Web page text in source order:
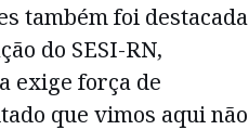
também foi destacada
do SESI-RN,
exige força de
que vimos aqui não